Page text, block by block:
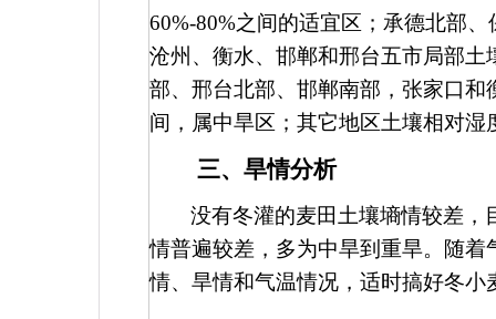
60%-80%之间的适宜区；承德北部
沧州、衡水、邯郸和邢台五市局部
部、邢台北部、邯郸南部，张家口
间，属中旱区；其它地区土壤相对
三、旱情分析
没有冬灌的麦田土壤墒情较差
情普遍较差，多为中旱到重旱。随
情、旱情和气温情况，适时搞好冬